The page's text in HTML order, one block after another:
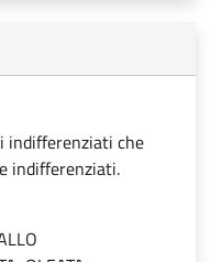
indifferenziati che
indifferenziati.